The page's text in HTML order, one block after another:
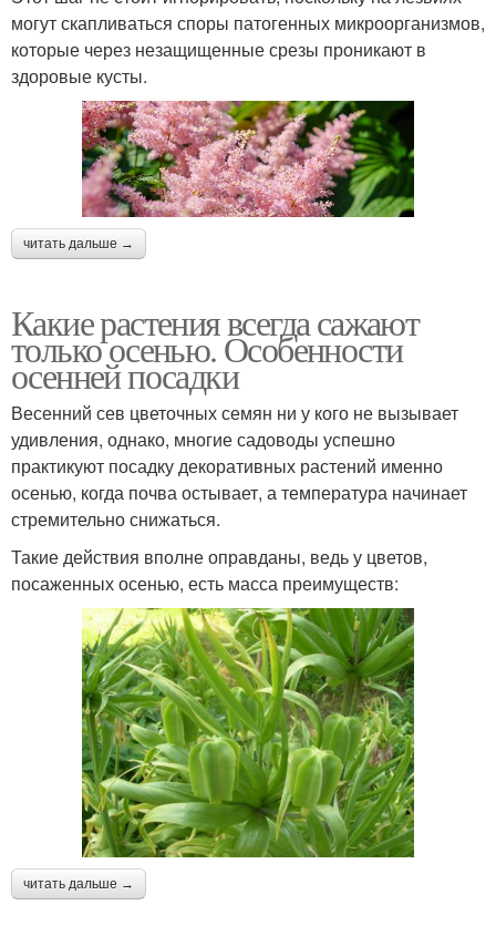
могут скапливаться споры патогенных микроорганизмов,
которые через незащищенные срезы проникают в
здоровые кусты.
читать дальше →
Какие растения всегда сажают
только осенью. Особенности
осенней посадки
Весенний сев цветочных семян ни у кого не вызывает
удивления, однако, многие садоводы успешно
практикуют посадку декоративных растений именно
осенью, когда почва остывает, а температура начинает
стремительно снижаться.
Такие действия вполне оправданы, ведь у цветов,
посаженных осенью, есть масса преимуществ:
читать дальше →